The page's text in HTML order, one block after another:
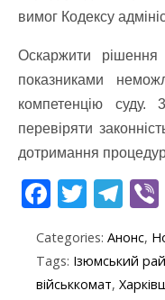
вимог Кодексу
Оскаржити
показниками
компетенцію
перевіряти
дотримання
F
e
b
T
itt
er
T
e
gr
Categories: Анонс,
Tags: Ізюмський
військкомат,